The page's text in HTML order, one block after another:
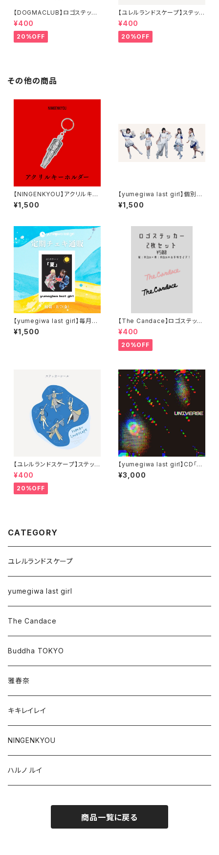
【DOGMACLUB】ロゴステッカ
ー(2枚入り)
¥400
20%OFF
【ユレルランドスケープ】ステッカ
ーシール
¥400
20%OFF
その他の商品
【NINGENKYOU】アクリルキー
ホルダー
¥1,500
【yumegiwa last girl】個別ア
クリルスタンド2026
¥1,500
【yumegiwa last girl】毎月定
期チェキ通販(8月)
¥1,500
【The Candace】ロゴステッカ
ー2枚セット
¥400
20%OFF
【ユレルランドスケープ】ステッカ
ーシール
¥400
20%OFF
【yumegiwa last girl】CD「un
iverse」
¥3,000
CATEGORY
ユレルランドスケープ
yumegiwa last girl
The Candace
Buddha TOKYO
雅春奈
キキレイレイ
NINGENKYOU
ハルノ ルイ
商品一覧に戻る